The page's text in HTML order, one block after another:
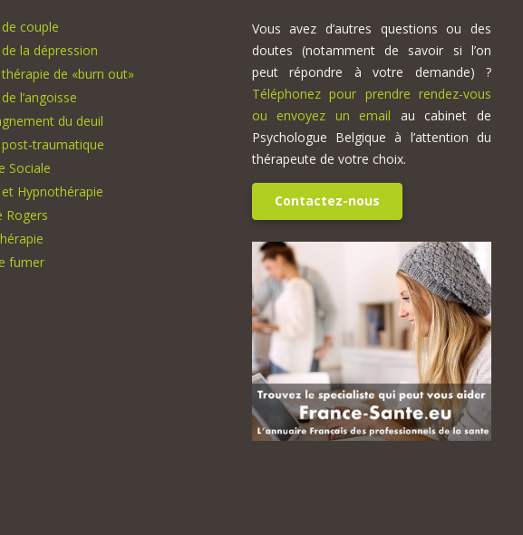
couple
la dépression
de «burn out»
l’angoisse
du deuil
traumatique
Sociale
Hypnothérapie
Rogers
fumer
Vous avez d’autres questions ou des
doutes (notamment de savoir si l’on
peut répondre à votre demande) ?
Téléphonez pour prendre rendez-vous
ou envoyez un email au cabinet de
Psychologue Belgique à l’attention du
thérapeute de votre choix.
Contactez-nous